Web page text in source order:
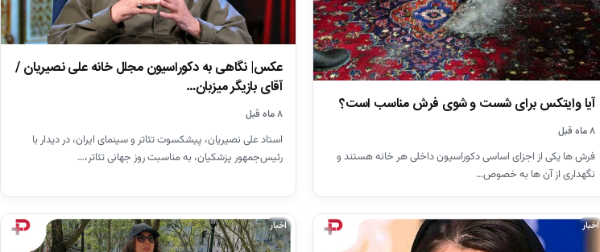
آیا وایتکس برای شست و شوی فرش مناسب است؟
۸ ماه قبل
فرش ها یکی از اجزای اساسی دکوراسیون داخلی هر خانه هستند و
نگهداری از آن ها به خصوص…
عکس| نگاهی به دکوراسیون مجلل خانه علی نصیریان /
آقای بازیگر میزبان…
۸ ماه قبل
استاد علی نصیریان، پیشکسوت تئاتر و سینمای ایران، در دیدار با
رئیس‌جمهور پزشکیان، به مناسبت روز جهانی تئاتر،…
اخبار اخبار